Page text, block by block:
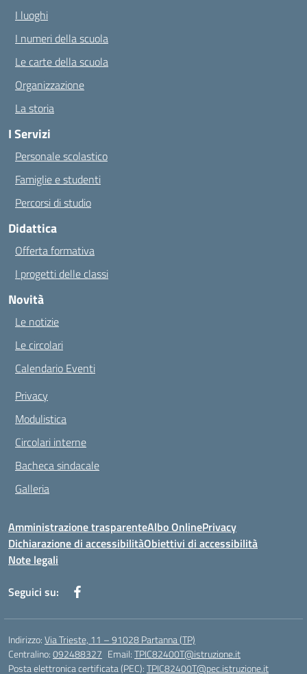
I luoghi
I numeri della scuola
Le carte della scuola
Organizzazione
La storia
I Servizi
Personale scolastico
Famiglie e studenti
Percorsi di studio
Didattica
Offerta formativa
I progetti delle classi
Novità
Le notizie
Le circolari
Calendario Eventi
Privacy
Modulistica
Circolari interne
Bacheca sindacale
Galleria
Amministrazione trasparenteAlbo OnlinePrivacy
Dichiarazione di accessibilitàObiettivi di accessibilità
Note legali
Seguici su:
Indirizzo:Via Trieste, 11 – 91028 Partanna (TP)
Centralino:092488327 Email:TPIC82400T@istruzione.it
Posta elettronica certificata (PEC):TPIC82400T@pec.istruzione.it